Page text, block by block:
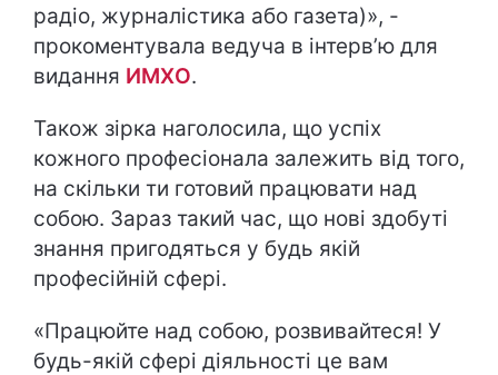
радіо, журналістика або газета)», -
прокоментувала ведуча в інтерв’ю для
видання ИМХО.
Також зірка наголосила, що успіх
кожного професіонала залежить від того,
на скільки ти готовий працювати над
собою. Зараз такий час, що нові здобуті
знання пригодяться у будь якій
професійній сфері.
«Працюйте над собою, розвивайтеся! У
будь-якій сфері діяльності це вам